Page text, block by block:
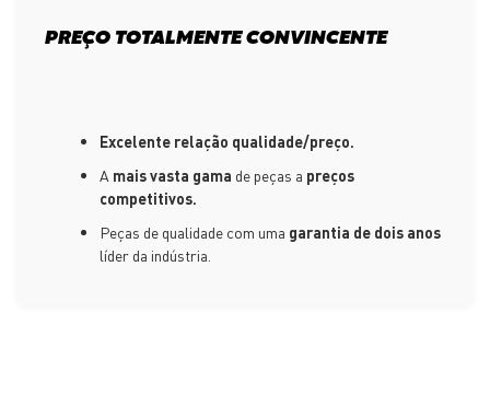
PREÇO TOTALMENTE CONVINCENTE
Excelente relação qualidade/preço.
A mais vasta gama de peças a preços
competitivos.
Peças de qualidade com uma garantia de dois anos
líder da indústria.